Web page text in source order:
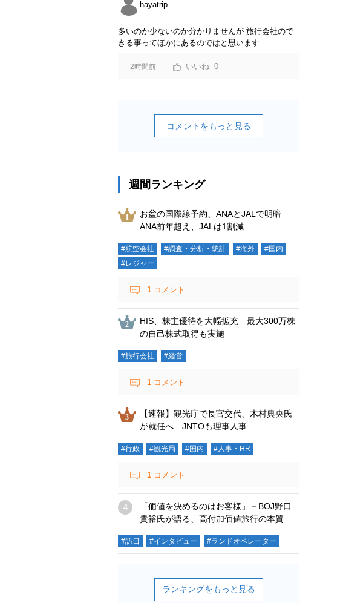
hayatrip
多いのか少ないのか分かりませんが 旅行会社ので
きる事ってほかにあるのではと思います
2時間前 0
コメントをもっと見る
週間ランキング
お盆の国際線予約、ANAとJALで明暗
ANA前年超え、JALは1割減
#航空会社 #調査・分析・統計 #海外
#国内
#レジャー
1 コメント
HIS、株主優待を大幅拡充 最大300万株
の自己株式取得も実施
#旅行会社 #経営
1 コメント
【速報】観光庁で長官交代、木村典央氏
が就任へ JNTOも理事人事
#行政 #観光局 #国内 #人事・HR
1 コメント
「価値を決めるのはお客様」－BOJ野口
貴裕氏が語る、高付加価値旅行の本質
#訪日 #インタビュー #ランドオペレーター